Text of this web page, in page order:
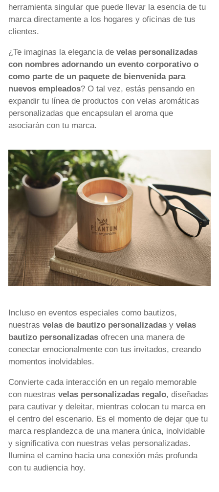
herramienta singular que puede llevar la esencia de tu
marca directamente a los hogares y oficinas de tus
clientes.
¿Te imaginas la elegancia develas personalizadas
con nombres adornando un evento corporativo o
como parte de un paquete de bienvenida para
nuevos empleados? O tal vez, estás pensando en
expandir tu línea de productos con velas aromáticas
personalizadas que encapsulan el aroma que
asociarán con tu marca.
Incluso en eventos especiales como bautizos,
nuestras velas de bautizo personalizadasy velas
bautizo personalizadasofrecen una manera de
conectar emocionalmente con tus invitados, creando
momentos inolvidables.
Convierte cada interacción en un regalo memorable
con nuestras velas personalizadas regalo, diseñadas
para cautivar y deleitar, mientras colocan tu marca en
el centro del escenario. Es el momento de dejar que tu
marca resplandezca de una manera única, inolvidable
y significativa con nuestras velas personalizadas.
Ilumina el camino hacia una conexión más profunda
con tu audiencia hoy.